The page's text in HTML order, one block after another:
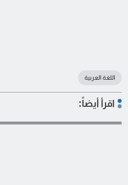
اللغة العربية
اقرأ أيضاً: